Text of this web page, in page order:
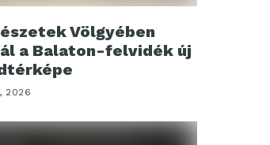
Völgyében
a Balaton-felvidék új
2026